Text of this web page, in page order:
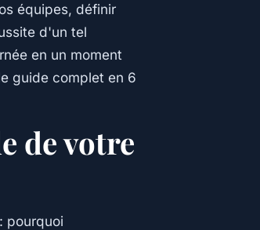
équipes, définir
d'un tel
en un moment
guide complet en 6
de votre
pourquoi